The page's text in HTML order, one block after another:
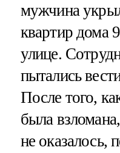
мужчина
квартир дома
улице.
пытались
После того,
была
не оказалось,